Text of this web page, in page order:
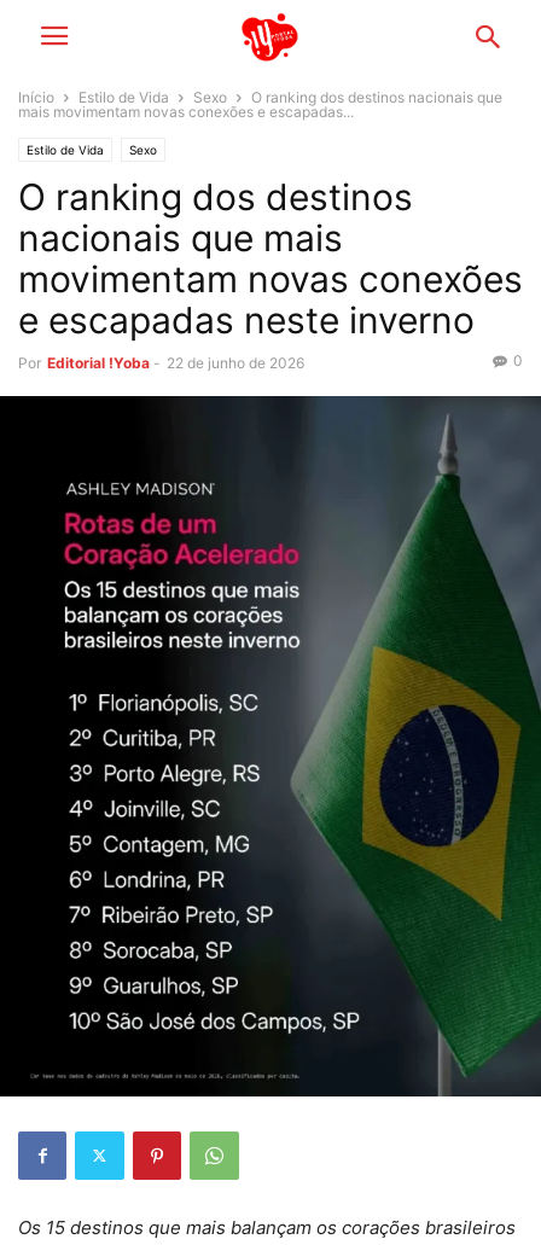
Início Estilo de Vida Sexo
O ranking dos destinos nacionais que
mais movimentam novas conexões e escapadas...
Estilo de Vida Sexo
O ranking dos destinos
nacionais que mais
movimentam novas conexões
e escapadas neste inverno
Por Editorial !Yoba - 22 de junho de 2026 0
Os 15 destinos que mais balançam os corações brasileiros